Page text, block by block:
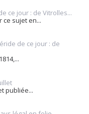
ce jour : de Vitrolles...
sujet en...
de ce jour : de
publiée...